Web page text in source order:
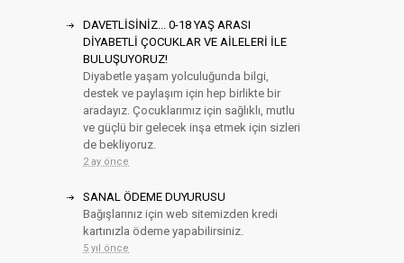
DAVETLİSİNİZ... 0-18 YAŞ ARASI
DİYABETLİ ÇOCUKLAR VE AİLELERİ İLE
BULUŞUYORUZ!
Diyabetle yaşam yolculuğunda bilgi,
destek ve paylaşım için hep birlikte bir
aradayız. Çocuklarımız için sağlıklı, mutlu
ve güçlü bir gelecek inşa etmek için sizleri
de bekliyoruz.
2 ay önce
SANAL ÖDEME DUYURUSU
Bağışlarınız için web sitemizden kredi
kartınızla ödeme yapabilirsiniz.
5 yıl önce